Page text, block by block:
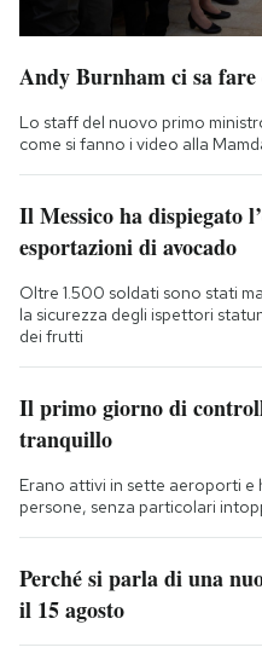
Andy Burnham ci sa fare
Lo staff del nuovo primo
come si fanno i video alla
Il Messico ha dispiegato
esportazioni di avocado
Oltre 1.500 soldati sono stati
la sicurezza degli ispettori
dei frutti
Il primo giorno di
tranquillo
Erano attivi in sette aeroporti
persone, senza particolari
Perché si parla di una
il 15 agosto